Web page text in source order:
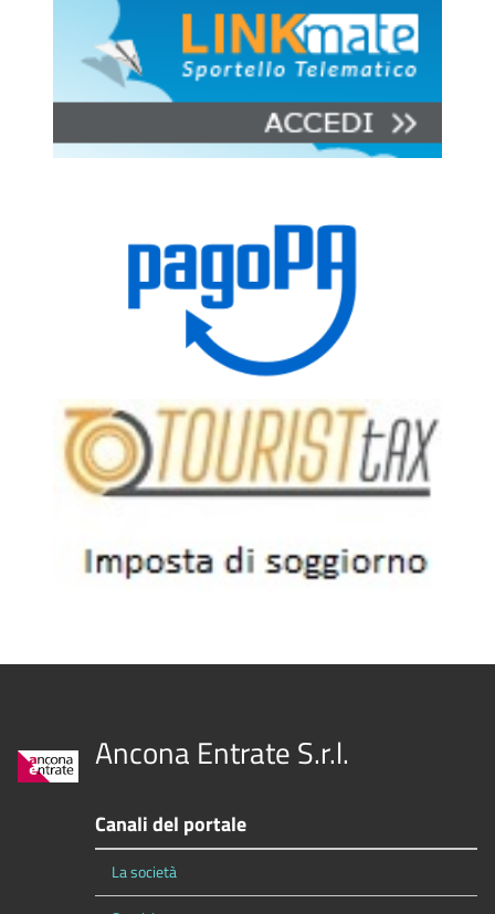
Ancona Entrate S.r.l.
Canali del portale
La società